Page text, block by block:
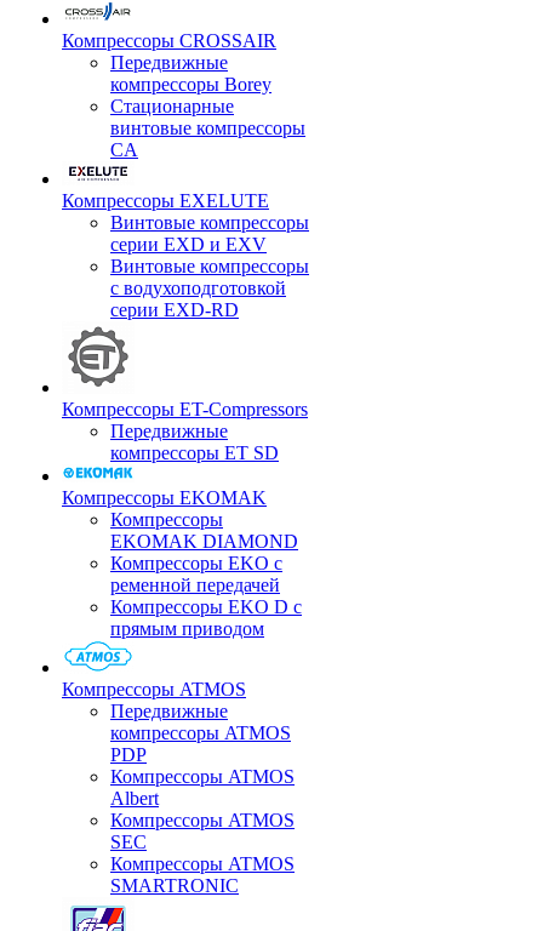
Компрессоры CROSSAIR
Передвижные
компрессоры Borey
Стационарные
винтовые компрессоры
CA
Компрессоры EXELUTE
Винтовые компрессоры
серии EXD и EXV
Винтовые компрессоры
с водухоподготовкой
серии EXD-RD
Компрессоры ET-Compressors
Передвижные
компрессоры ET SD
Компрессоры EKOMAK
Компрессоры
EKOMAK DIAMOND
Компрессоры EKO c
ременной передачей
Компрессоры EKO D с
прямым приводом
Компрессоры ATMOS
Передвижные
компрессоры ATMOS
PDP
Компрессоры ATMOS
Albert
Компрессоры ATMOS
SEC
Компрессоры ATMOS
SMARTRONIC